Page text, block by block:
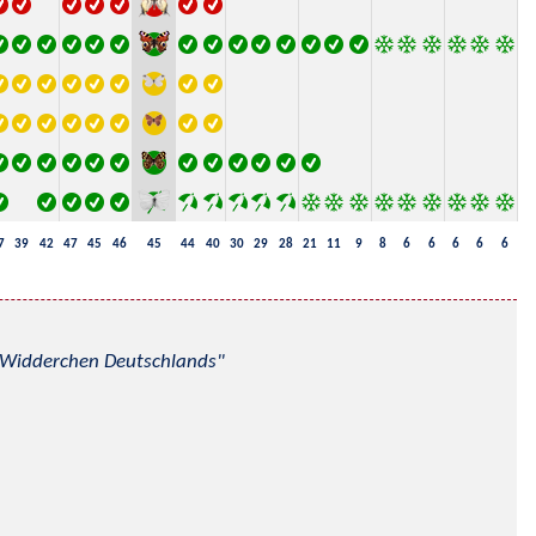
39 42 47 45 46 45 44 40 30 29 28 21 11 9 8 6 6 6 6 6
Deutschlands